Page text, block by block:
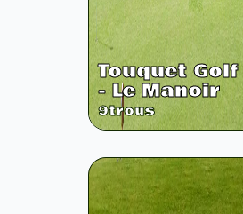
Touquet
- Le Manoir
9trous